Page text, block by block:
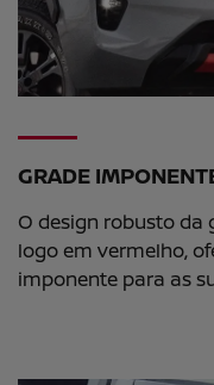
GRADE
O design robusto da
logo em vermelho,
imponente para as